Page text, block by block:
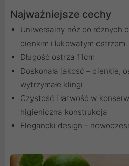
Najważniejsze cechy
Uniwersalny nóż do różnych
cienkim i łukowatym ostrzem
Długość ostrza 11cm
Doskonała jakość – cienkie,
wytrzymałe klingi
Czystość i łatwość w
higieniczna konstrukcja
Elegancki design –